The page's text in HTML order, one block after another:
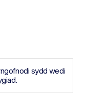
sydd wedi